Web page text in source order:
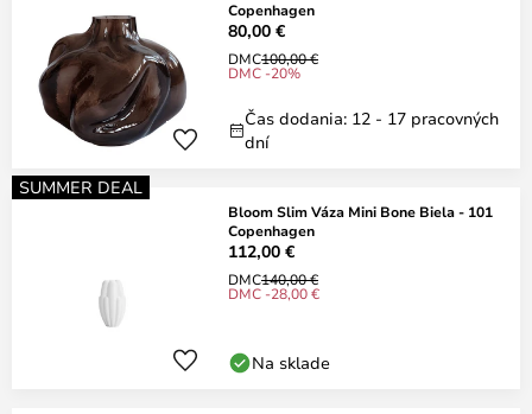
Copenhagen
80,00 €
DMC100,00 €
DMC -20%
Čas dodania: 12 - 17 pracovných
dní
SUMMER DEAL
Bloom Slim Váza Mini Bone Biela - 101
Copenhagen
112,00 €
DMC140,00 €
DMC -28,00 €
Na sklade